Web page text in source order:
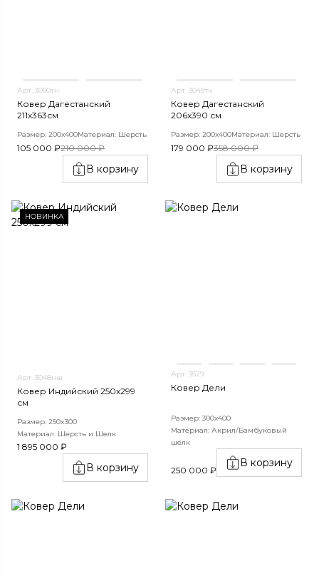
Арт. 3050тн
Ковер Дагестанский
211x363см
Размер: 200х400Материал: Шерсть
105 000 ₽210 000 ₽
В корзину
Арт. 3049тн
Ковер Дагестанский
206x390 см
Размер: 200х400Материал: Шерсть
179 000 ₽358 000 ₽
В корзину
НОВИНКА
Арт. 3048нш
Ковер Индийский 250x299
см
Размер: 250x300
Материал: Шерсть и Шелк
1 895 000 ₽
В корзину
Арт. 3529
Ковер Дели
Размер: 300х400
Материал: Акрил/Бамбуковый
шёлк
250 000 ₽
В корзину